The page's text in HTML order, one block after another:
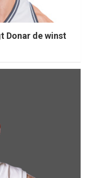
Donar de winst